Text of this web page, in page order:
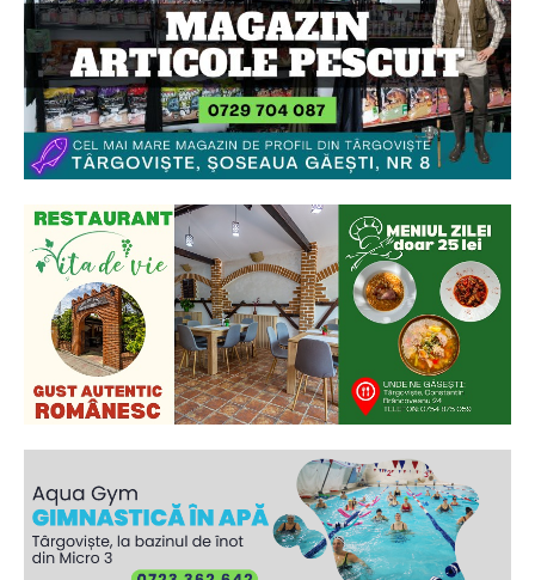
Ionuț Parghel
2de 2